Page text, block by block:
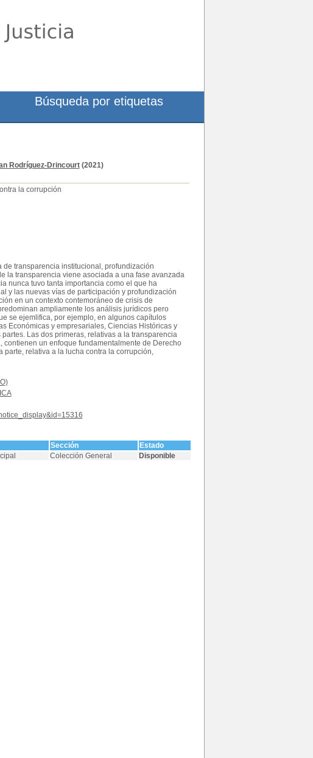
Rodríguez-Drincourt(2021)
la corrupción
transparencia institucional, profundización
la transparencia viene asociada a una fase avanzada
nunca tuvo tanta importancia como el que ha
y las nuevas vías de participación y profundización
en un contexto contemoráneo de crisis de
ampliamente los análisis jurídicos pero
se ejemlifica, por ejemplo, en algunos capítulos
Económicas y empresariales, Ciencias Históricas y
Las dos primeras, relativas a la transparencia
un enfoque fundamentalmente de Derecho
relativa a la lucha contra la corrupción,
Sección
Estado
Colección General Disponible
Búsqueda por etiquetas